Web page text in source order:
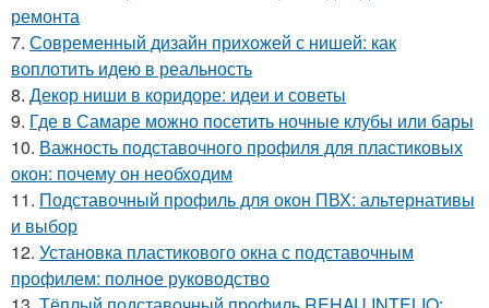
ремонта
7. Современный дизайн прихожей с нишей: как
воплотить идею в реальность
8. Декор ниши в коридоре: идеи и советы
9. Где в Самаре можно посетить ночные клубы или бары
10. Важность подставочного профиля для пластиковых
окон: почему он необходим
11. Подставочный профиль для окон ПВХ: альтернативы
и выбор
12. Установка пластикового окна с подставочным
профилем: полное руководство